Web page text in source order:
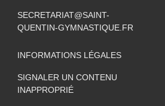
SECRETARIAT@SAINT-
QUENTIN-GYMNASTIQUE.FR
INFORMATIONS LÉGALES
SIGNALER UN CONTENU
INAPPROPRIÉ